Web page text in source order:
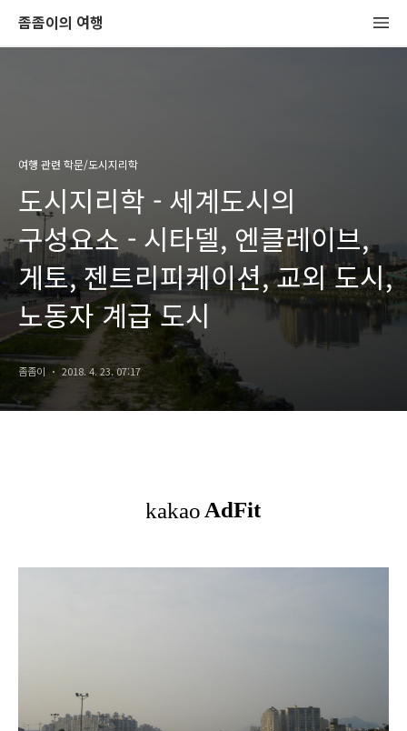
좀좀이의 여행
여행 관련 학문/도시지리학
도시지리학 - 세계도시의
구성요소 - 시타델, 엔클레이브,
게토, 젠트리피케이션, 교외 도시,
노동자 계급 도시
좀좀이 2018. 4. 23. 07:17